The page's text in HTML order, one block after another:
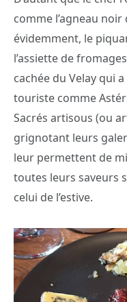
comme l’agneau
évidemment, le
l’assiette de
cachée du Velay qui
touriste comme
Sacrés artisous (ou
grignotant leurs
leur permettent de
toutes leurs saveurs
celui de l’estive.